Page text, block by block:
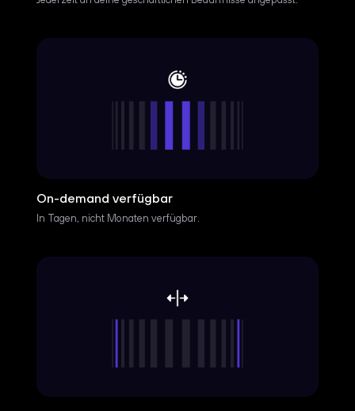
On-demand verfügbar
In Tagen, nicht Monaten verfügbar.